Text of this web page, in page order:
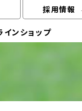
採用情報
インショップ